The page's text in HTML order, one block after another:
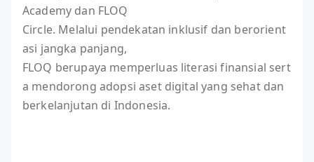
Academy dan FLOQ
Circle. Melalui pendekatan inklusif dan berorient
asi jangka panjang,
FLOQ berupaya memperluas literasi finansial sert
a mendorong adopsi aset digital yang sehat dan
berkelanjutan di Indonesia.